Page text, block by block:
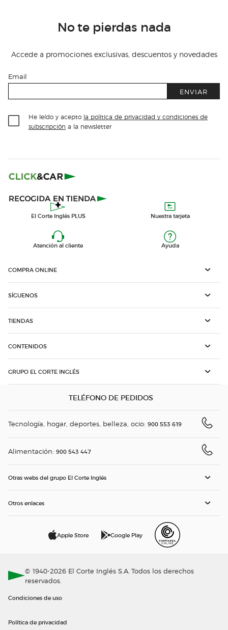
No te pierdas nada
Accede a promociones exclusivas, descuentos y novedades
Email
ENVIAR
He leído y acepto la política de privacidad y condiciones de
subscripción a la newsletter
El Corte Inglés PLUS Nuestra tarjeta
Atención al cliente Ayuda
COMPRA ONLINE
SÍGUENOS
TIENDAS
CONTENIDOS
GRUPO EL CORTE INGLÉS
TELÉFONO DE PEDIDOS
Tecnología, hogar, deportes, belleza, ocio: 900 553 619
Alimentación: 900 543 447
Otras webs del grupo El Corte Inglés
Otros enlaces
Apple Store Google Play
© 1940-2026 El Corte Inglés S.A. Todos los derechos
reservados.
Condiciones de uso
Política de privacidad